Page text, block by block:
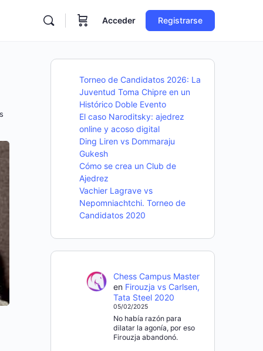
Acceder Registrarse
Torneo de Candidatos 2026: La
Juventud Toma Chipre en un
Histórico Doble Evento
El caso Naroditsky: ajedrez
online y acoso digital
Ding Liren vs Dommaraju
Gukesh
Cómo se crea un Club de
Ajedrez
Vachier Lagrave vs
Nepomniachtchi. Torneo de
Candidatos 2020
Chess Campus Master
en Firouzja vs Carlsen,
Tata Steel 2020
05/02/2025
No había razón para
dilatar la agonía, por eso
Firouzja abandonó.